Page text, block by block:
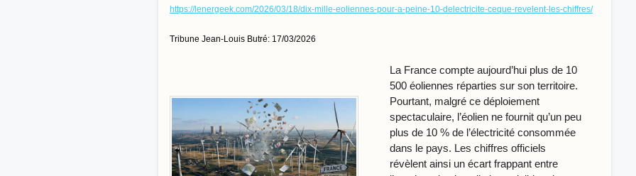
gouvernement
https://lenergeek.com/2026/03/18/dix-mille-eoliennes-pour-a-peine-10-delectricite-ceque-revelent-les-chiffres/
Tribune Jean-Louis Butré: 17/03/2026
La France compte aujourd’hui plus de 10
500 éoliennes réparties sur son territoire.
Pourtant, malgré ce déploiement
spectaculaire, l’éolien ne fournit qu’un peu
plus de 10 % de l’électricité consommée
dans le pays. Les chiffres officiels
révèlent ainsi un écart frappant entre